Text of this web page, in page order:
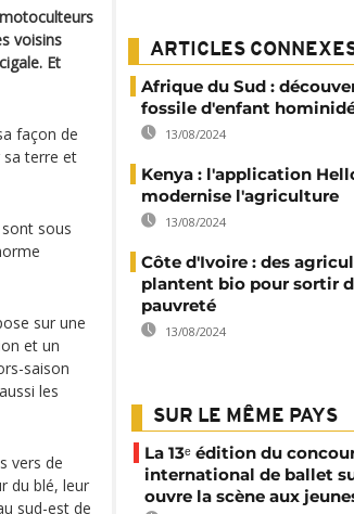
voisins
Et
façon de
sa terre et
sous
sur une
et un
saison
les
vers de
du blé, leur
sud-est de
ARTICLES
Afrique du Sud :
fossile d'enfant
13/08/2024
Kenya : l'application
modernise l'agriculture
13/08/2024
Côte d'Ivoire : des
plantent bio pour sortir
pauvreté
13/08/2024
SUR LE MÊME PAYS
La 13ᵉ édition du
international de ballet
ouvre la scène aux